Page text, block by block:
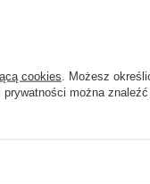
z
cookies . Możesz
można